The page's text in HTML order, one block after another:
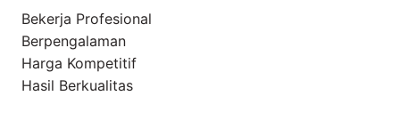
Bekerja Profesional
Berpengalaman
Harga Kompetitif
Hasil Berkualitas